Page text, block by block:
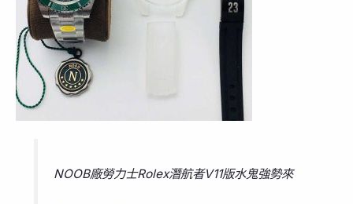
NOOB廠勞力士Rolex潛航者V11版水鬼強勢來